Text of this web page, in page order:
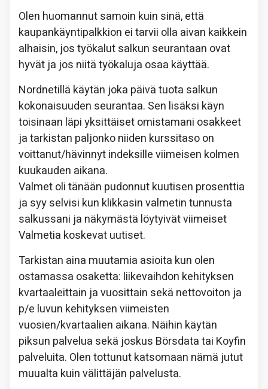
Olen huomannut samoin kuin sinä, että
kaupankäyntipalkkion ei tarvii olla aivan kaikkein
alhaisin, jos työkalut salkun seurantaan ovat
hyvät ja jos niitä työkaluja osaa käyttää.
Nordnetillä käytän joka päivä tuota salkun
kokonaisuuden seurantaa. Sen lisäksi käyn
toisinaan läpi yksittäiset omistamani osakkeet
ja tarkistan paljonko niiden kurssitaso on
voittanut/hävinnyt indeksille viimeisen kolmen
kuukauden aikana.
Valmet oli tänään pudonnut kuutisen prosenttia
ja syy selvisi kun klikkasin valmetin tunnusta
salkussani ja näkymästä löytyivät viimeiset
Valmetia koskevat uutiset.
Tarkistan aina muutamia asioita kun olen
ostamassa osaketta: liikevaihdon kehityksen
kvartaaleittain ja vuosittain sekä nettovoiton ja
p/e luvun kehityksen viimeisten
vuosien/kvartaalien aikana. Näihin käytän
piksun palvelua sekä joskus Börsdata tai Koyfin
palveluita. Olen tottunut katsomaan nämä jutut
muualta kuin välittäjän palvelusta.